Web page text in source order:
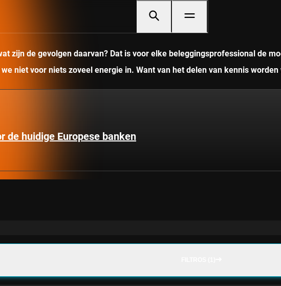
zijn de gevolgen daarvan? Dat is voor elke beleggingsprofessional de
niet voor niets zoveel energie in. Want van het delen van kennis
de huidige Europese banken